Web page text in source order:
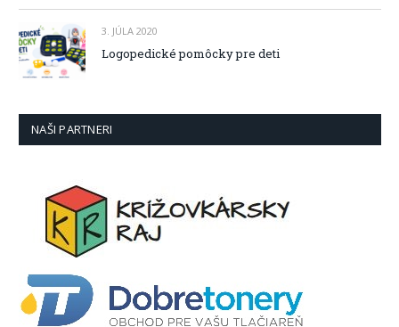
3. JÚLA 2020
Logopedické pomôcky pre deti
NAŠI PARTNERI